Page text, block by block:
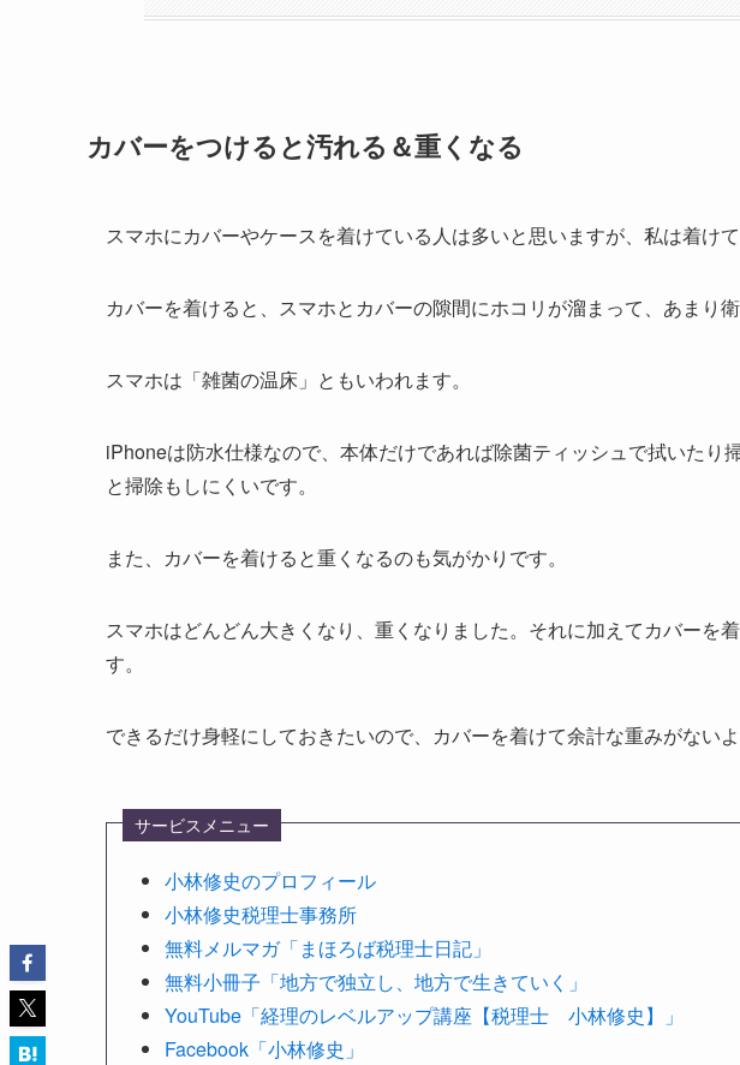
カバーをつけると汚れる＆重くなる
スマホにカバーやケースを着けている人は多いと思いますが、私は着けて
カバーを着けると、スマホとカバーの隙間にホコリが溜まって、あまり
スマホは「雑菌の温床」ともいわれます。
iPhoneは防水仕様なので、本体だけであれば除菌ティッシュで拭いたり
と掃除もしにくいです。
また、カバーを着けると重くなるのも気がかりです。
スマホはどんどん大きくなり、重くなりました。それに加えてカバーを
す。
できるだけ身軽にしておきたいので、カバーを着けて余計な重みがないよ
サービスメニュー
小林修史のプロフィール
小林修史税理士事務所
無料メルマガ「まほろば税理士日記」
無料小冊子「地方で独立し、地方で生きていく」
YouTube「経理のレベルアップ講座【税理士 小林修史】」
Facebook「小林修史」